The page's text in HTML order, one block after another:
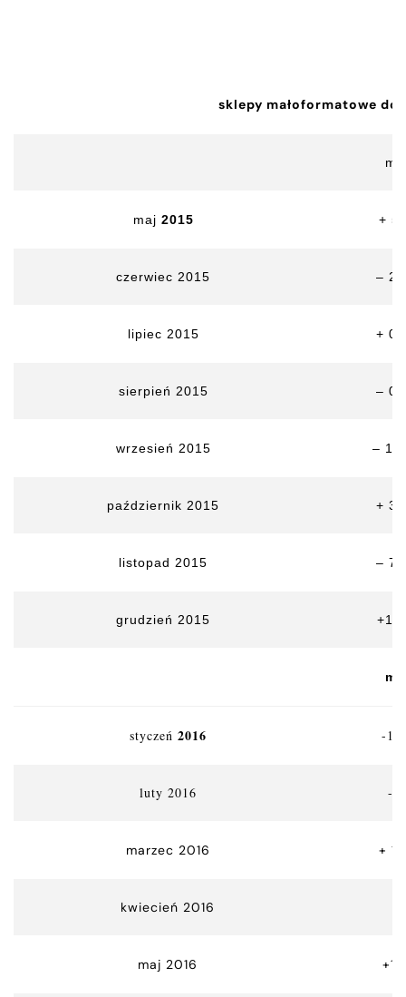
sklepy małoformatowe do
maj 2015 +
czerwiec 2015 –
lipiec 2015 +
sierpień 2015 –
wrzesień 2015 –
październik 2015 +
listopad 2015 –
grudzień 2015
styczeń 2016 -
luty 2016 -
marzec 2016 +
kwiecień 2016
maj 2016